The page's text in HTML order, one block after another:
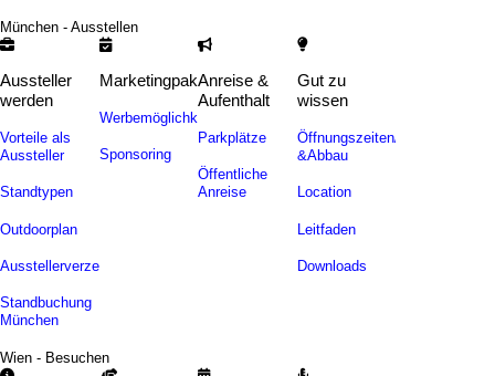
München - Ausstellen
Aussteller
werden
Vorteile als
Aussteller
Standtypen
Outdoorplan
Ausstellerverzeichnis
Standbuchung
München
Marketingpakete
Werbemöglichkeiten
Sponsoring
Anreise &
Aufenthalt
Parkplätze
Öffentliche
Anreise
Gut zu
wissen
Öffnungszeiten/Auf-
&Abbau
Location
Leitfaden
Downloads
Wien - Besuchen